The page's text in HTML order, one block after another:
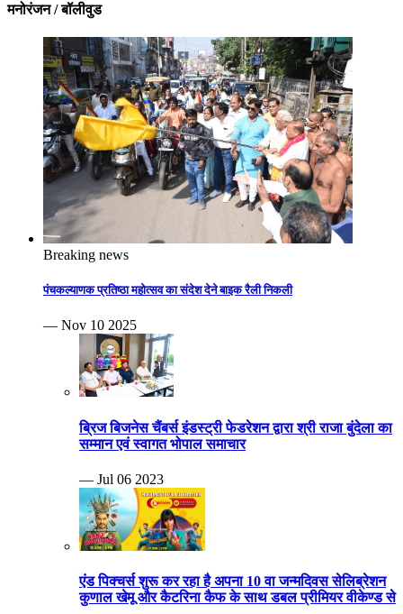
मनोरंजन / बॉलीवुड
Breaking news
पंचकल्याणक प्रतिष्ठा महोत्सव का संदेश देने बाइक रैली निकली
— Nov 10 2025
ब्रिज बिजनेस चैंबर्स इंडस्ट्री फेडरेशन द्वारा श्री राजा बुंदेला का
सम्मान एवं स्वागत भोपाल समाचार
— Jul 06 2023
एंड पिक्चर्स शुरू कर रहा है अपना 10 वा जन्मदिवस सेलिब्रेशन
कुणाल खेमू और कैटरिना कैफ के साथ डबल प्रीमियर वीकेण्ड से